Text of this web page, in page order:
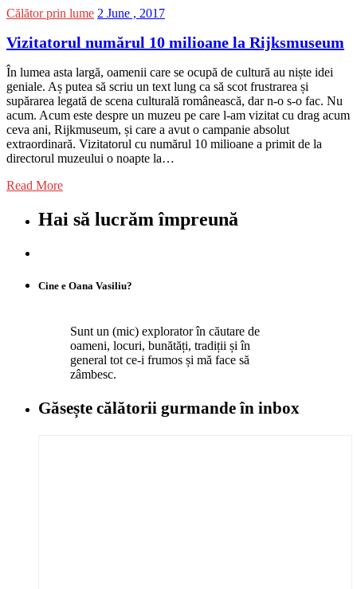
Călător prin lume 2 June , 2017
Vizitatorul numărul 10 milioane la Rijksmuseum
În lumea asta largă, oamenii care se ocupă de cultură au niște idei
geniale. Aș putea să scriu un text lung ca să scot frustrarea și
supărarea legată de scena culturală românească, dar n-o s-o fac. Nu
acum. Acum este despre un muzeu pe care l-am vizitat cu drag acum
ceva ani, Rijkmuseum, și care a avut o campanie absolut
extraordinară. Vizitatorul cu numărul 10 milioane a primit de la
directorul muzeului o noapte la…
Read More
Hai să lucrăm împreună
Cine e Oana Vasiliu?
Sunt un (mic) explorator în căutare de
oameni, locuri, bunătăți, tradiții și în
general tot ce-i frumos și mă face să
zâmbesc.
Găsește călătorii gurmandeîn inbox